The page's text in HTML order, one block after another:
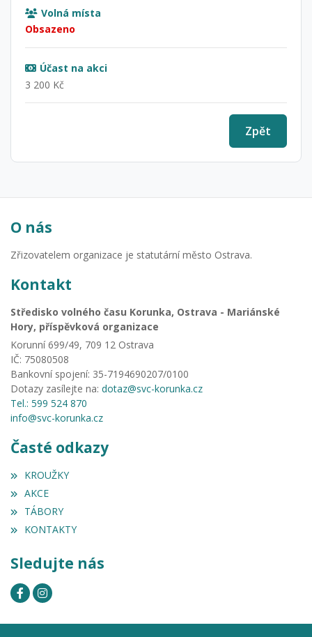
Volná místa
Obsazeno
Účast na akci
3 200 Kč
Zpět
O nás
Zřizovatelem organizace je statutární město Ostrava.
Kontakt
Středisko volného času Korunka, Ostrava - Mariánské
Hory, příspěvková organizace
Korunní 699/49, 709 12 Ostrava
IČ: 75080508
Bankovní spojení: 35-7194690207/0100
Dotazy zasílejte na: dotaz@svc-korunka.cz
Tel.: 599 524 870
info@svc-korunka.cz
Časté odkazy
KROUŽKY
AKCE
TÁBORY
KONTAKTY
Sledujte nás